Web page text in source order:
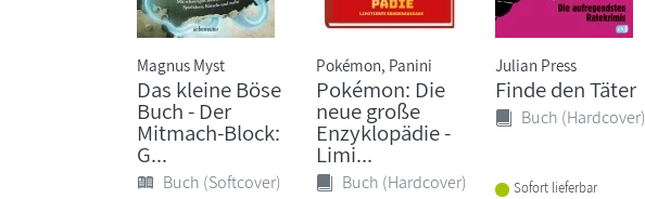
Magnus Myst
Das kleine Böse
Buch - Der
Mitmach-Block:
G...
Buch (Softcover)
Pokémon, Panini
Pokémon: Die
neue große
Enzyklopädie -
Limi...
Buch (Hardcover)
Julian Press
Finde den Täter
Buch (Hardcover)
Sofort lieferbar